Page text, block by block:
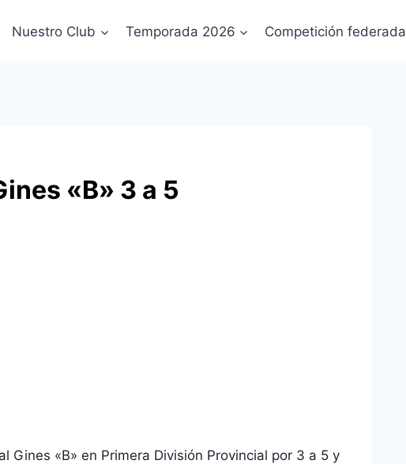
Nuestro Club Temporada 2026 Competición federada
«B» 3 a 5
Gines «B» en Primera División Provincial por 3 a 5 y